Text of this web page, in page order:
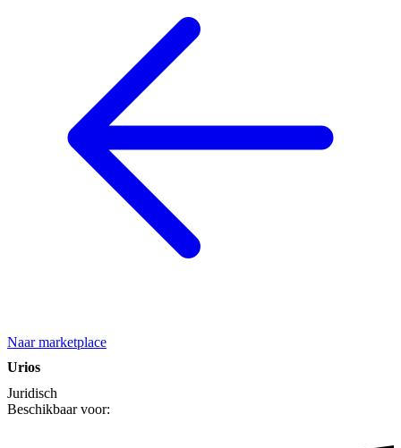
Naar marketplace
Urios
Juridisch
Beschikbaar voor: